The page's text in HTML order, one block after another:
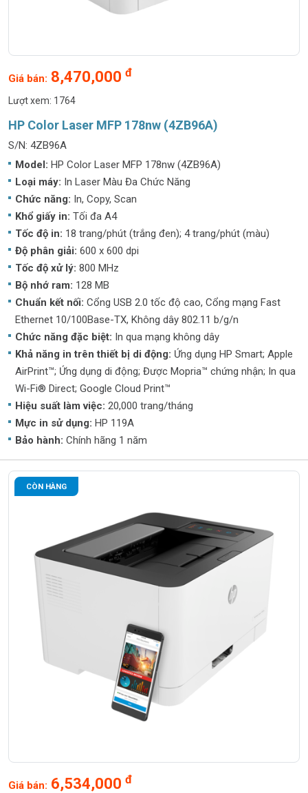
HP Color Laser MFP 178nw (4ZB96A)
S/N: 4ZB96A
Model: HP Color Laser MFP 178nw (4ZB96A)
Loại máy: In Laser Màu Đa Chức Năng
Chức năng: In, Copy, Scan
Khổ giấy in: Tối đa A4
Tốc độ in: 18 trang/phút (trắng đen); 4 trang/phút (màu)
Độ phân giải: 600 x 600 dpi
Tốc độ xử lý: 800 MHz
Bộ nhớ ram: 128 MB
Chuẩn kết nối: Cổng USB 2.0 tốc độ cao, Cổng mạng Fast
Ethernet 10/100Base-TX, Không dây 802.11 b/g/n
Chức năng đặc biệt: In qua mạng không dây
Khả năng in trên thiết bị di động: Ứng dụng HP Smart; Apple
AirPrint™; Ứng dụng di động; Được Mopria™ chứng nhận; In qua
Wi-Fi® Direct; Google Cloud Print™
Hiệu suất làm việc: 20,000 trang/tháng
Mực in sử dụng: HP 119A
Bảo hành: Chính hãng 1 năm
Giá bán: 8,470,000 đ
Lượt xem: 1764
CÒN HÀNG
Giá bán: 6,534,000 đ